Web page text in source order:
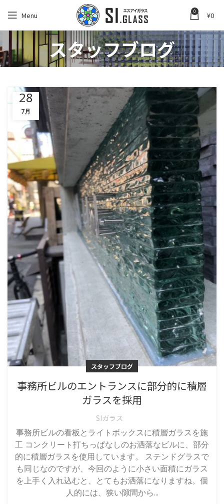
Menu 0 ¥0
スタッフブログ
28
7月
スタッフブログ
事務所ビルのエントランスに部分的に積層
ガラスを採用
SIガラス
事務所ビルの看板とライトボックスに積層ガラスを施
工 コンクリート打ちっぱなしのお洒落なビルに、部分
的に積層ガラスを使用しています。 ステンドグラスで
も同じなのですが、今回のように小さい面積にガラス
を上手く入れ込むと、とてもお洒落になりますね。個
人的には、狭い隙間から...